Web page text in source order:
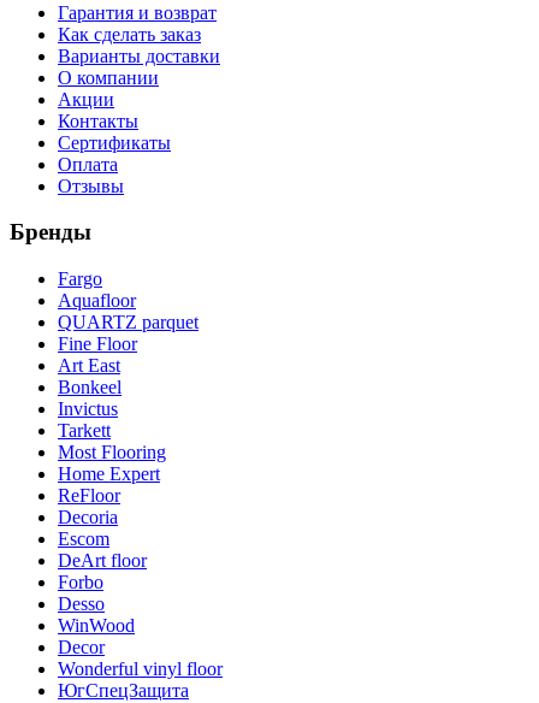
Гарантия и возврат
Как сделать заказ
Варианты доставки
О компании
Акции
Контакты
Сертификаты
Оплата
Отзывы
Бренды
Fargo
Aquafloor
QUARTZ parquet
Fine Floor
Art East
Bonkeel
Invictus
Tarkett
Most Flooring
Home Expert
ReFloor
Decoria
Escom
DeArt floor
Forbo
Desso
WinWood
Decor
Wonderful vinyl floor
ЮгСпецЗащита